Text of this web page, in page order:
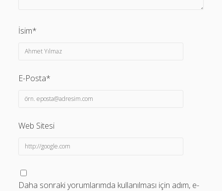
İsim*
E-Posta*
Web Sitesi
Daha sonraki yorumlarımda kullanılması için adım, e-